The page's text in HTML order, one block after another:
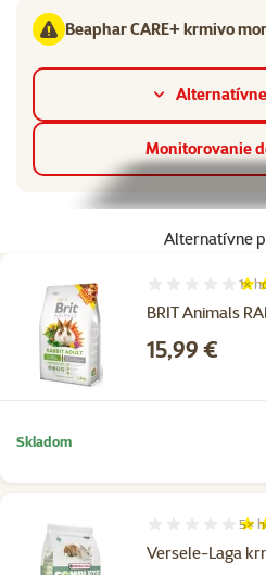
Beaphar CARE+ krmivo
Monitorovanie
Alternatívne
BRIT Animals
Hodnotenie 1×
Cena
15,99 €
Skladom
Versele-Laga
Hodnotenie 5×